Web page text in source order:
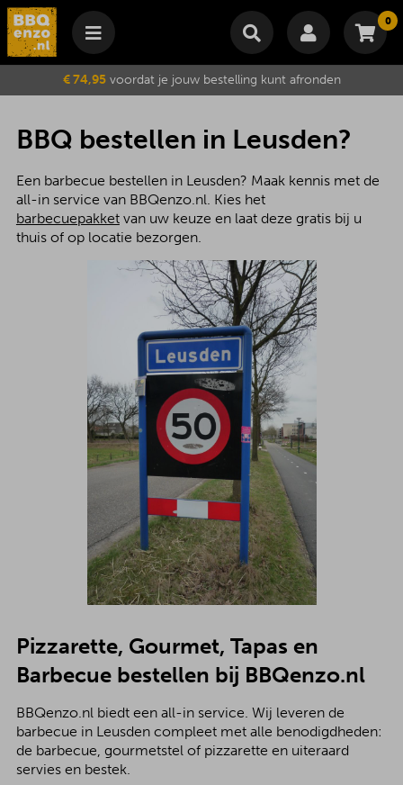
0
Winkelmand
Je winkelwagen is momenteel leeg.
Subtotaal €
Wijzig winkelmand Bestellen
€ 74,95voordat je jouw bestelling kunt afronden
BBQ bestellen in Leusden?
Een barbecue bestellen in Leusden? Maak kennis met de
all-in service van BBQenzo.nl. Kies het
barbecuepakketvan uw keuze en laat deze gratis bij u
thuis of op locatie bezorgen.
Pizzarette, Gourmet, Tapas en
Barbecue bestellen bij BBQenzo.nl
BBQenzo.nl biedt een all-in service. Wij leveren de
barbecue in Leusden compleet met alle benodigdheden:
de barbecue, gourmetstel of pizzarette en uiteraard
servies en bestek.